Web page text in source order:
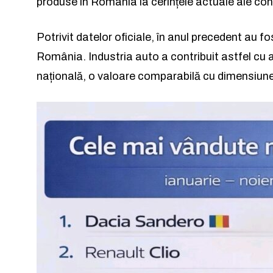
Rămâi
Am citit
Rămâi
Am citit
Potrivit datelor oficiale, în anul precedent au
România. Industria auto a contribuit astfel cu
națională, o valoare comparabilă cu